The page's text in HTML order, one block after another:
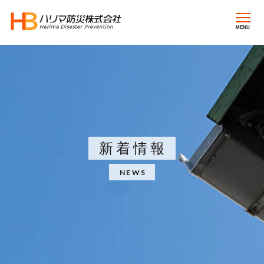
MENU
新着情報
NEWS